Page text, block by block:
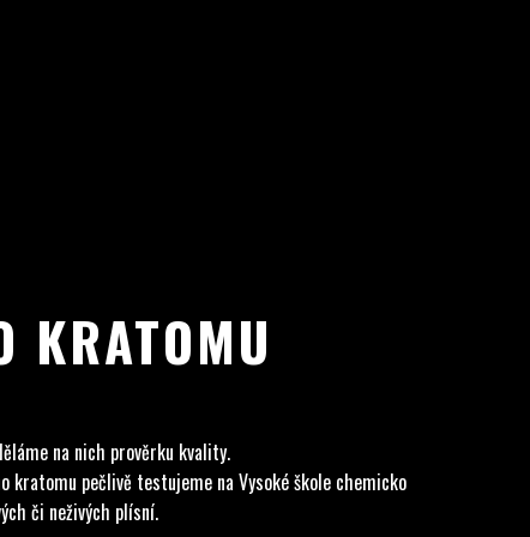
KRATOMU
na nich prověrku kvality.
pečlivě testujeme na Vysoké škole chemicko
či neživých plísní.